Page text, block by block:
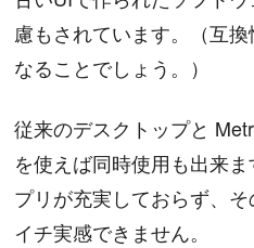
慮もされています。（互
なることでしょう。）
従来のデスクトップと
を使えば同時使用も出来
プリが充実しておらず、
イチ実感できません。